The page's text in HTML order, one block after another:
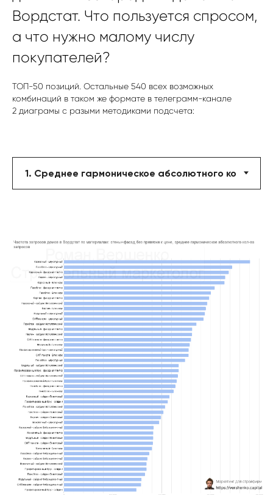
Вордстат. Что пользуется спросом,
а что нужно малому числу
покупателей?
ТОП-50 позиций. Остальные 540 всех возможных
комбинаций в таком же формате в телеграмм-канале
2 диаграмы с разыми методиками подсчета: